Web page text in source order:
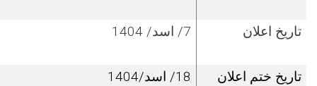
تاریخ اعلان 7/ اسد/ 1404
تاریخ ختم اعلان 18/ اسد/1404